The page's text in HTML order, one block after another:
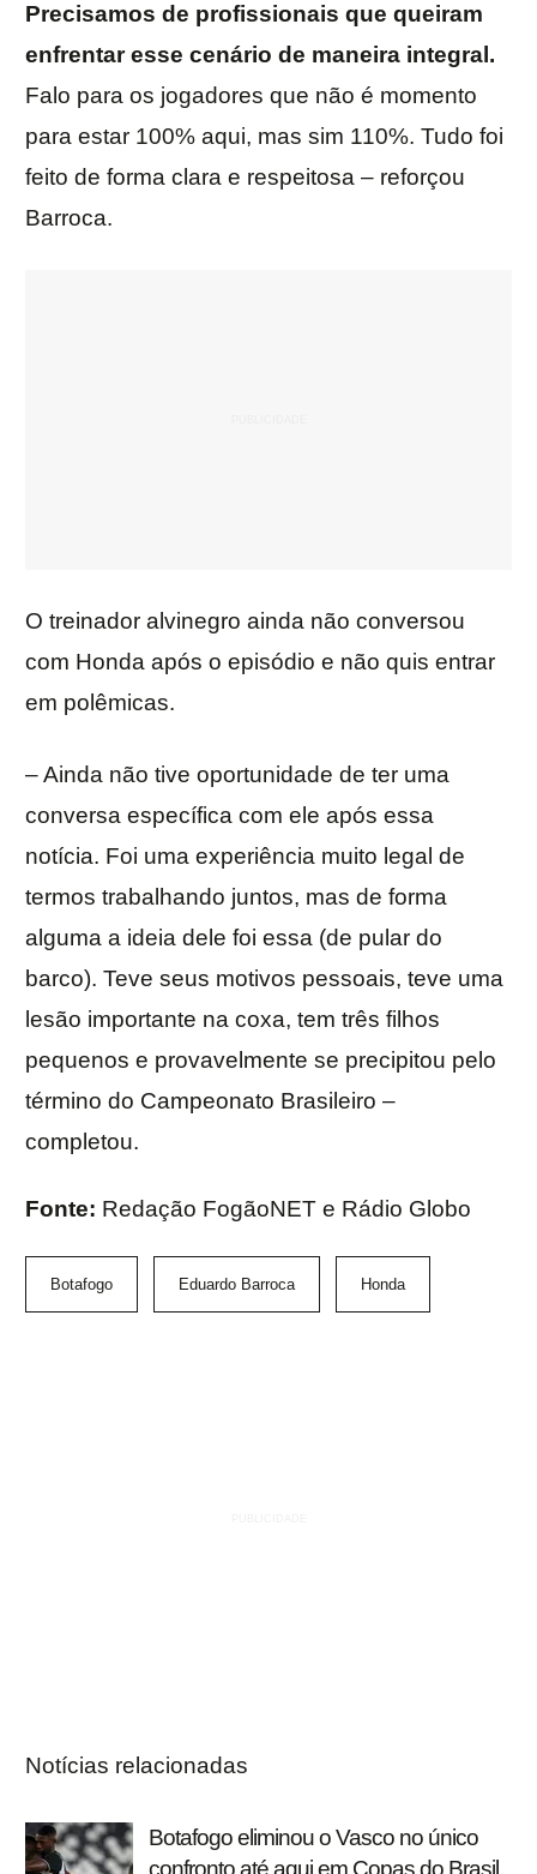
Precisamos de profissionais que queiram
enfrentar esse cenário de maneira integral.
Falo para os jogadores que não é momento
para estar 100% aqui, mas sim 110%. Tudo foi
feito de forma clara e respeitosa – reforçou
Barroca.
O treinador alvinegro ainda não conversou
com Honda após o episódio e não quis entrar
em polêmicas.
– Ainda não tive oportunidade de ter uma
conversa específica com ele após essa
notícia. Foi uma experiência muito legal de
termos trabalhando juntos, mas de forma
alguma a ideia dele foi essa (de pular do
barco). Teve seus motivos pessoais, teve uma
lesão importante na coxa, tem três filhos
pequenos e provavelmente se precipitou pelo
término do Campeonato Brasileiro –
completou.
Fonte: Redação FogãoNET e Rádio Globo
Botafogo Eduardo Barroca Honda
Notícias relacionadas
Botafogo eliminou o Vasco no único